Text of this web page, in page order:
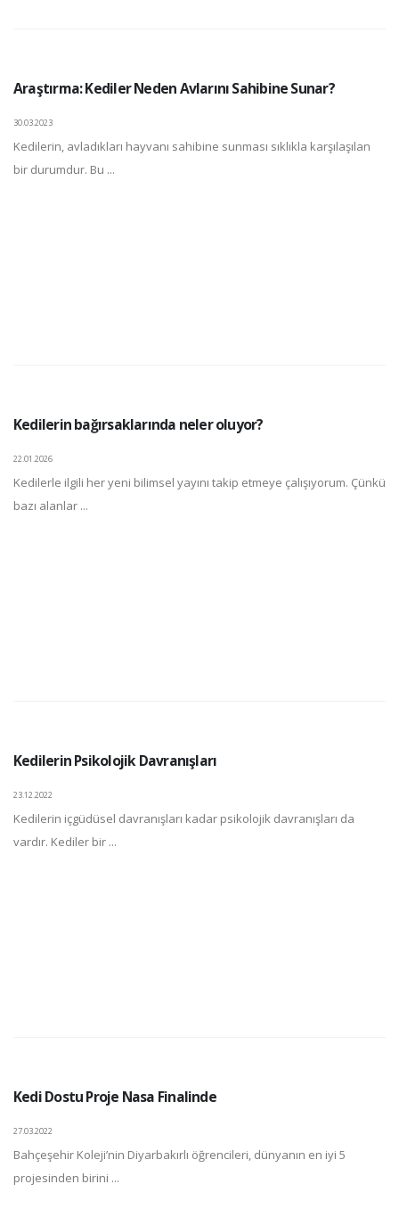
Araştırma: Kediler Neden Avlarını Sahibine Sunar?
30.03.2023
Kedilerin, avladıkları hayvanı sahibine sunması sıklıkla karşılaşılan
bir durumdur. Bu ...
Kedilerin bağırsaklarında neler oluyor?
22.01.2026
Kedilerle ilgili her yeni bilimsel yayını takip etmeye çalışıyorum. Çünkü
bazı alanlar ...
Kedilerin Psikolojik Davranışları
23.12.2022
Kedilerin içgüdüsel davranışları kadar psikolojik davranışları da
vardır. Kediler bir ...
Kedi Dostu Proje Nasa Finalinde
27.03.2022
Bahçeşehir Koleji’nin Diyarbakırlı öğrencileri, dünyanın en iyi 5
projesinden birini ...